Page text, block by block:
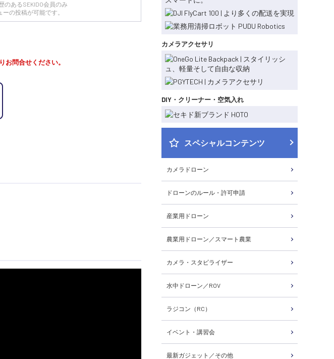
カメラアクセサリ
DIY・クリーナー・空気入れ
スペシャルコンテンツ
カメラドローン
ドローンのルール・許可申請
産業用ドローン
農業用ドローン／スマート農業
カメラ・スタビライザー
水中ドローン／ROV
ラジコン（RC）
イベント・講習会
最新ガジェット／その他
のあるSEKIDO会員のみ
ーの投稿が可能です。
問合せください。